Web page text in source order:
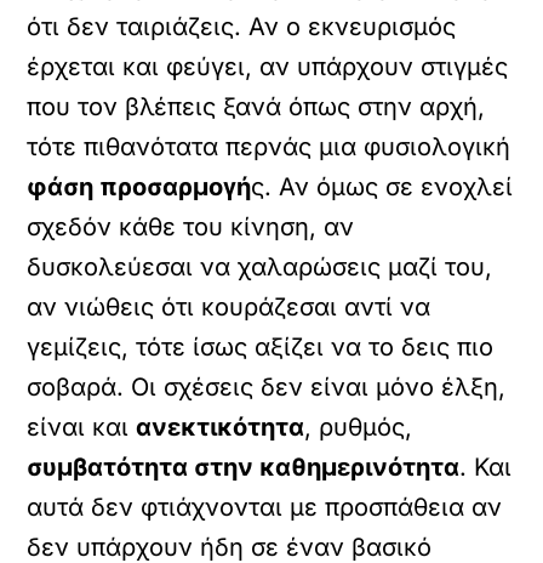
ότι δεν ταιριάζεις. Αν ο εκνευρισμός
έρχεται και φεύγει, αν υπάρχουν στιγμές
που τον βλέπεις ξανά όπως στην αρχή,
τότε πιθανότατα περνάς μια φυσιολογική
φάση προσαρμογής. Αν όμως σε ενοχλεί
σχεδόν κάθε του κίνηση, αν
δυσκολεύεσαι να χαλαρώσεις μαζί του,
αν νιώθεις ότι κουράζεσαι αντί να
γεμίζεις, τότε ίσως αξίζει να το δεις πιο
σοβαρά. Οι σχέσεις δεν είναι μόνο έλξη,
είναι καιανεκτικότητα, ρυθμός,
συμβατότητα στην καθημερινότητα. Και
αυτά δεν φτιάχνονται με προσπάθεια αν
δεν υπάρχουν ήδη σε έναν βασικό